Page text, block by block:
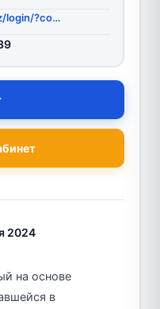
https://id.kolesa.kz/login/?code_challenger=7e5ce85e9f1d5d0d5aca4cc1033f47df399683376d25c350d27b97045d512109&client_id=fis9f7ekamza4x12qtt7&destination=https%3A%2F%2Fkolesa.kz%2Fmy%2F
2024
на основе
в